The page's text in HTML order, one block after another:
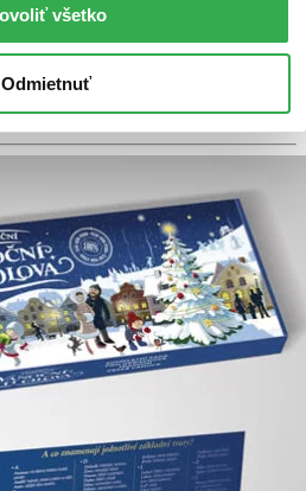
všetko
Odmietnuť
na sklade, máme však už iba
mať rýchlo, ponáhľajte sa!